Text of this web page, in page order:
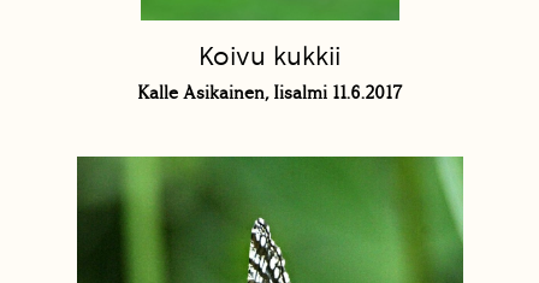
Koivu kukkii
Kalle Asikainen, Iisalmi 11.6.2017